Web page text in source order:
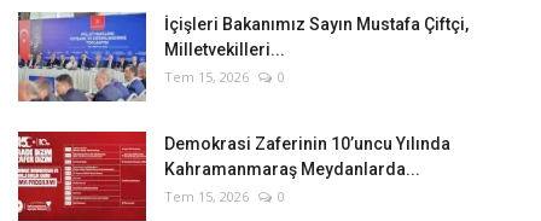
İçişleri Bakanımız Sayın Mustafa Çiftçi,
Milletvekilleri...
Tem 15, 2026 0
Demokrasi Zaferinin 10’uncu Yılında
Kahramanmaraş Meydanlarda...
Tem 15, 2026 0